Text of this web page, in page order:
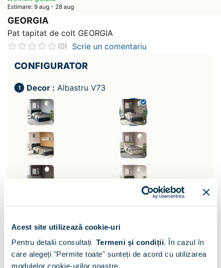
Acest site utilizează cookie-uri
Pentru detalii consultați Termeni și condiții. În cazul în
care alegeți "Permite toate" sunteți de acord cu utilizarea
modulelor cookie-urilor noastre.
Estimare: 9 aug - 28 aug
GEORGIA
Pat tapitat de colt GEORGIA
(0) Scrie un comentariu
CONFIGURATOR
Decor : Albastru V73